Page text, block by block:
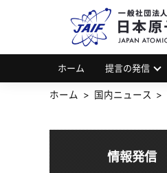
ホーム 提言の発信
ホーム 国内ニュース
情報発信